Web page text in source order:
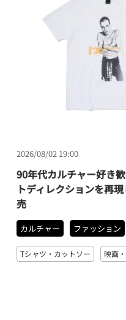
2026/08/02 19:00
90年代カルチャー好き
トディレクションを再
売
カルチャー ファッション
Tシャツ・カットソー 映画